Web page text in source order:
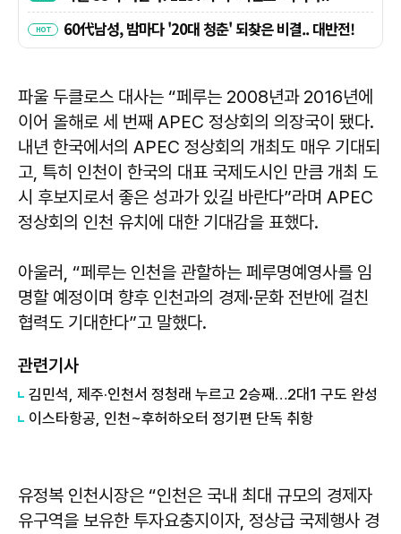
파울 두클로스 대사는 “페루는 2008년과 2016년에
이어 올해로 세 번째 APEC 정상회의 의장국이 됐다.
내년 한국에서의 APEC 정상회의 개최도 매우 기대되
고, 특히 인천이 한국의 대표 국제도시인 만큼 개최 도
시 후보지로서 좋은 성과가 있길 바란다”라며 APEC
정상회의 인천 유치에 대한 기대감을 표했다.
아울러, “페루는 인천을 관할하는 페루명예영사를 임
명할 예정이며 향후 인천과의 경제·문화 전반에 걸친
협력도 기대한다”고 말했다.
관련기사
김민석, 제주·인천서 정청래 누르고 2승째…2대1 구도 완성
이스타항공, 인천~후허하오터 정기편 단독 취항
유정복 인천시장은 “인천은 국내 최대 규모의 경제자
유구역을 보유한 투자요충지이자, 정상급 국제행사 경